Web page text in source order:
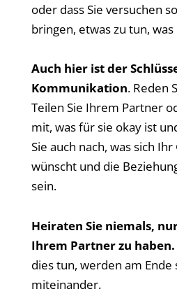
oder dass Sie versuchen
bringen, etwas zu tun,
Auch hier ist der
Kommunikation. Reden
Teilen Sie Ihrem Partner
mit, was für sie okay ist
Sie auch nach, was sich
wünscht und die
sein.
Heiraten Sie niemals,
Ihrem Partner zu haben.
dies tun, werden am Ende
miteinander.